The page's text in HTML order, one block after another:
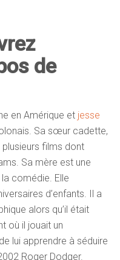
de
en Amérique et jesse
Sa sœur cadette,
plusieurs films dont
Sa mère est une
comédie. Elle
d’enfants. Il a
alors qu’il était
où il jouait un
lui apprendre à séduire
Roger Dodger.